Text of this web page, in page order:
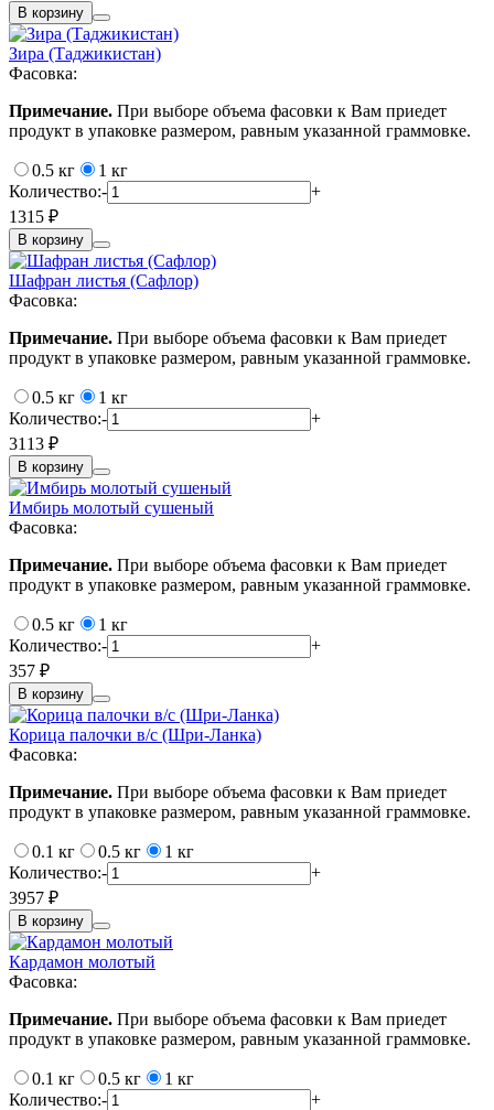
В корзину
Зира (Таджикистан)
Фасовка:
Примечание. При выборе объема фасовки к Вам приедет
продукт в упаковке размером, равным указанной граммовке.
0.5 кг
1 кг
Количество:-
+
1315 ₽
В корзину
Шафран листья (Сафлор)
Фасовка:
Примечание. При выборе объема фасовки к Вам приедет
продукт в упаковке размером, равным указанной граммовке.
0.5 кг
1 кг
Количество:-
+
3113 ₽
В корзину
Имбирь молотый сушеный
Фасовка:
Примечание. При выборе объема фасовки к Вам приедет
продукт в упаковке размером, равным указанной граммовке.
0.5 кг
1 кг
Количество:-
+
357 ₽
В корзину
Корица палочки в/c (Шри-Ланка)
Фасовка:
Примечание. При выборе объема фасовки к Вам приедет
продукт в упаковке размером, равным указанной граммовке.
0.1 кг 0.5 кг
1 кг
Количество:-
+
3957 ₽
В корзину
Кардамон молотый
Фасовка:
Примечание. При выборе объема фасовки к Вам приедет
продукт в упаковке размером, равным указанной граммовке.
0.1 кг 0.5 кг
1 кг
Количество:-
+